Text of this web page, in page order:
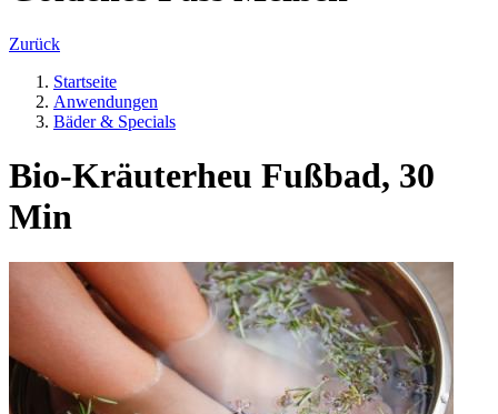
Zurück
Startseite
Anwendungen
Bäder & Specials
Bio-Kräuterheu Fußbad, 30
Min